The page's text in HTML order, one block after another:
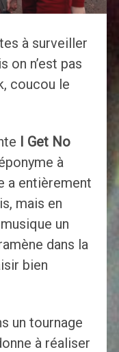
à surveiller
on n’est pas
coucou le
I Get No
à
a entièrement
mais en
un
dans la
bien
un tournage
à réaliser